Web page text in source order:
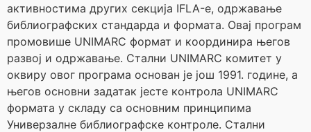
активностима других секција IFLA-е, одржавање
библиографских стандарда и формата. Овај програм
промовише UNIMARC формат и координира његов
развој и одржавање. Стални UNIMARC комитет у
оквиру овог програма основан је још 1991. године, а
његов основни задатак јесте контрола UNIMARC
формата у складу са основним принципима
Универзалне библиографске контроле. Стални